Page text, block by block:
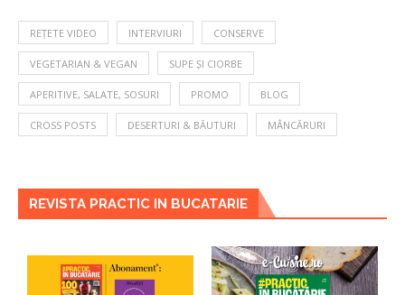
REȚETE VIDEO INTERVIURI CONSERVE
VEGETARIAN & VEGAN SUPE ȘI CIORBE
APERITIVE, SALATE, SOSURI PROMO BLOG
CROSS POSTS DESERTURI & BĂUTURI MÂNCĂRURI
REVISTA PRACTIC IN BUCATARIE